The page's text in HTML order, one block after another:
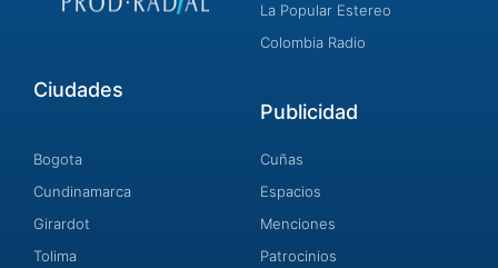
La Popular Estereo
Colombia Radio
Ciudades
Bogota
Cundinamarca
Girardot
Tolima
Publicidad
Cuñas
Espacios
Menciones
Patrocinios